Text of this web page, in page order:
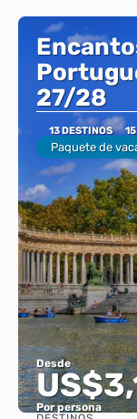
27/28
13 DESTINOS
Paquete de
Desde
Por persona